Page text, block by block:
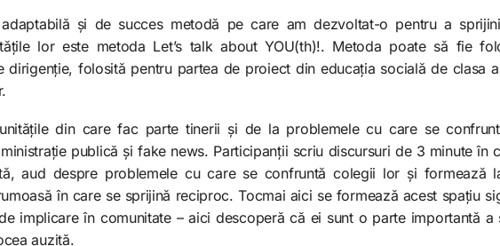
și de succes metodă pe care am dezvoltat-o pentru a
lor este metoda Let’s talk about YOU(th)!. Metoda poate să fie
dirigenție, folosită pentru partea de proiect din educația socială de clasa
din care fac parte tinerii și de la problemele cu care se
publică și fake news. Participanții scriu discursuri de 3 minute în
aud despre problemele cu care se confruntă colegii lor și formează
în care se sprijină reciproc. Tocmai aici se formează acest spațiu
implicare în comunitate – aici descoperă că ei sunt o parte importantă a
auzită.